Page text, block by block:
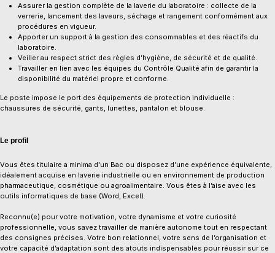
Assurer la gestion complète de la laverie du laboratoire : collecte de la
verrerie, lancement des laveurs, séchage et rangement conformément aux
procédures en vigueur.
Apporter un support à la gestion des consommables et des réactifs du
laboratoire.
Veiller au respect strict des règles d’hygiène, de sécurité et de qualité.
Travailler en lien avec les équipes du Contrôle Qualité afin de garantir la
disponibilité du matériel propre et conforme.
Le poste impose le port des équipements de protection individuelle :
chaussures de sécurité, gants, lunettes, pantalon et blouse.
Le profil
Vous êtes titulaire a minima d’un Bac ou disposez d’une expérience équivalente,
idéalement acquise en laverie industrielle ou en environnement de production
pharmaceutique, cosmétique ou agroalimentaire. Vous êtes à l’aise avec les
outils informatiques de base (Word, Excel).
Reconnu(e) pour votre motivation, votre dynamisme et votre curiosité
professionnelle, vous savez travailler de manière autonome tout en respectant
des consignes précises. Votre bon relationnel, votre sens de l’organisation et
votre capacité d’adaptation sont des atouts indispensables pour réussir sur ce